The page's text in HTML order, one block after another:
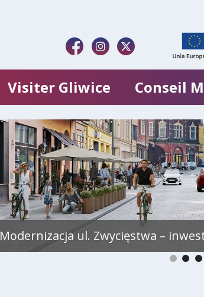
Visiter Gliwice Conseil
Modernizacja ul. Zwycięstwa –